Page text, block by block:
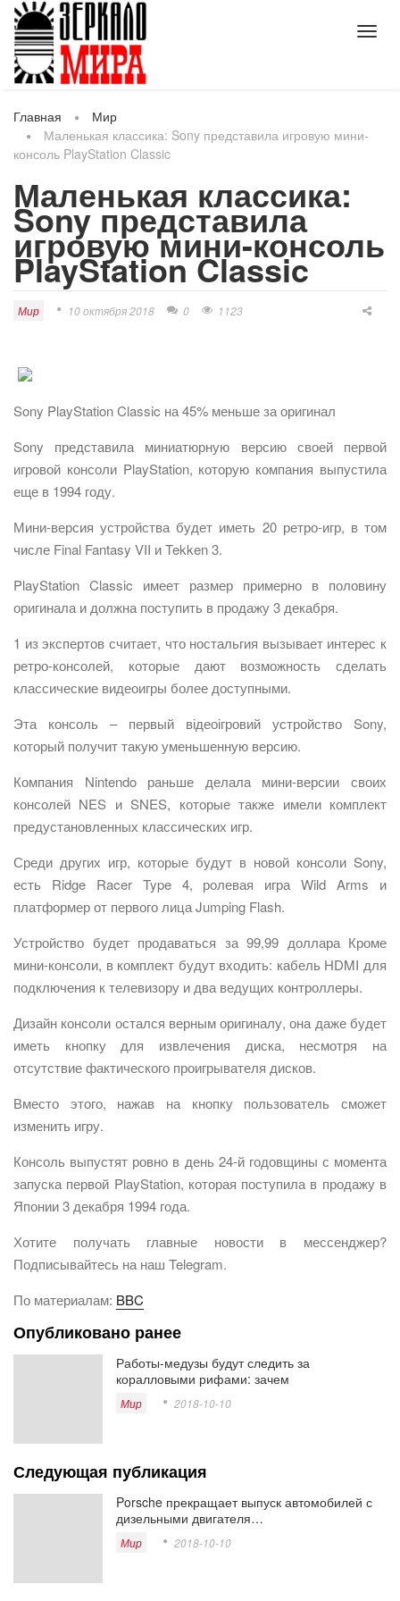
Главная
Мир
Маленькая классика: Sony представила игровую мини-
консоль PlayStation Classic
Маленькая классика:
Sony представила
игровую мини-консоль
PlayStation Classic
Мир 10 октября 2018 0 1123
Sony PlayStation Classic на 45% меньше за оригинал
Sony представила миниатюрную версию своей первой
игровой консоли PlayStation, которую компания выпустила
еще в 1994 году.
Мини-версия устройства будет иметь 20 ретро-игр, в том
числе Final Fantasy VII и Tekken 3.
PlayStation Classic имеет размер примерно в половину
оригинала и должна поступить в продажу 3 декабря.
1 из экспертов считает, что ностальгия вызывает интерес к
ретро-консолей, которые дают возможность сделать
классические видеоигры более доступными.
Эта консоль – первый відеоігровий устройство Sony,
который получит такую уменьшенную версию.
Компания Nintendo раньше делала мини-версии своих
консолей NES и SNES, которые также имели комплект
предустановленных классических игр.
Среди других игр, которые будут в новой консоли Sony,
есть Ridge Racer Type 4, ролевая игра Wild Arms и
платформер от первого лица Jumping Flash.
Устройство будет продаваться за 99,99 доллара Кроме
мини-консоли, в комплект будут входить: кабель HDMI для
подключения к телевизору и два ведущих контроллеры.
Дизайн консоли остался верным оригиналу, она даже будет
иметь кнопку для извлечения диска, несмотря на
отсутствие фактического проигрывателя дисков.
Вместо этого, нажав на кнопку пользователь сможет
изменить игру.
Консоль выпустят ровно в день 24-й годовщины с момента
запуска первой PlayStation, которая поступила в продажу в
Японии 3 декабря 1994 года.
Хотите получать главные новости в мессенджер?
Подписывайтесь на наш Telegram.
По материалам: BBC
Опубликовано ранее
Работы-медузы будут следить за
коралловыми рифами: зачем
Мир 2018-10-10
Следующая публикация
Porsche прекращает выпуск автомобилей с
дизельными двигателя…
Мир 2018-10-10